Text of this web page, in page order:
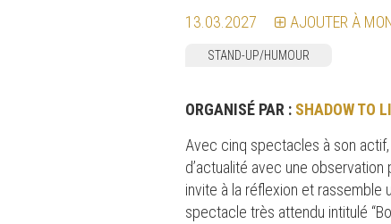
13.03.2027 AJOUTER À
STAND-UP/HUMOUR
ORGANISÉ PAR : SHADOW TO
Avec cinq spectacles à son
d’actualité avec une
invite à la réflexion et rassemble
spectacle très attendu intitulé